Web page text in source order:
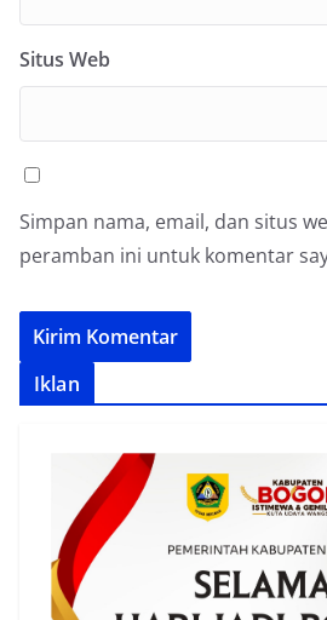
Situs Web
Simpan nama, email, dan situs
peramban ini untuk komentar
Iklan